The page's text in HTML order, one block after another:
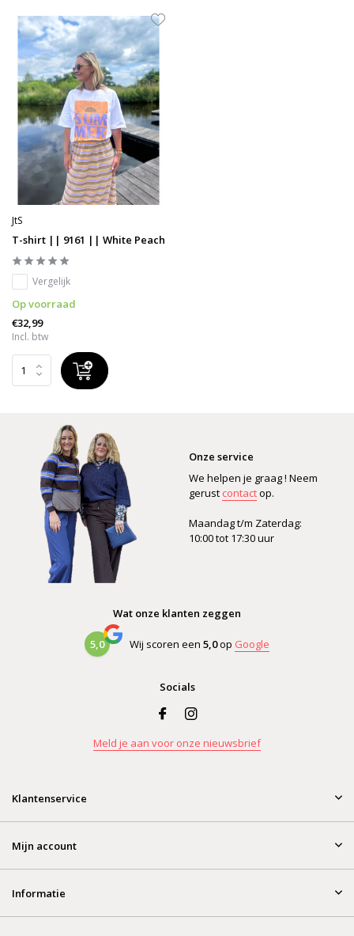
JtS
T-shirt || 9161 || White Peach
Vergelijk
Op voorraad
€32,99
Incl. btw
Onze service
We helpen je graag ! Neem
gerust contactop.
Maandag t/m Zaterdag:
10:00 tot 17:30 uur
Wat onze klanten zeggen
5,0 Wij scoren een 5,0op Google
Socials
Meld je aan voor onze nieuwsbrief
Klantenservice
Mijn account
Informatie